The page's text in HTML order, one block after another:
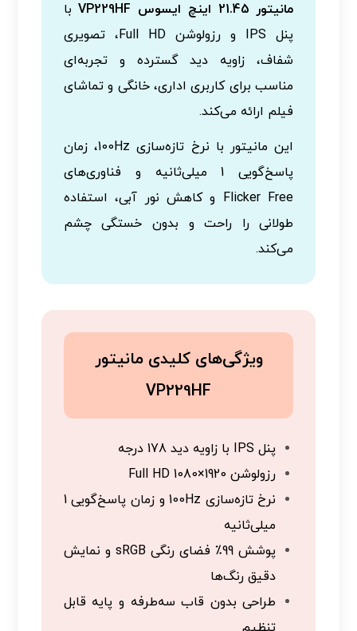
مانیتور 21.45 اینچ ایسوس VP229HF
با
پنل IPS و رزولوشن Full HD، تصویری
شفاف، زاویه دید گسترده و تجربه‌ای
مناسب برای کاربری اداری، خانگی و تماشای
فیلم ارائه می‌کند.
این مانیتور با نرخ تازه‌سازی 100Hz، زمان
پاسخ‌گویی 1 میلی‌ثانیه و فناوری‌های
Flicker Free و کاهش نور آبی، استفاده
طولانی را راحت و بدون خستگی چشم
می‌کند.
ویژگی‌های کلیدی مانیتور
VP229HF
پنل IPS با زاویه دید 178 درجه
رزولوشن Full HD 1080×1920
نرخ تازه‌سازی 100Hz و زمان پاسخ‌گویی 1
میلی‌ثانیه
پوشش 99٪ فضای رنگی sRGB و نمایش
دقیق رنگ‌ها
طراحی بدون قاب سه‌طرفه و پایه قابل